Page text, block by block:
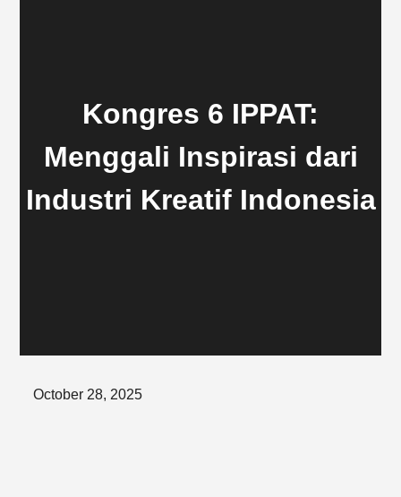
Kongres 6 IPPAT:
Menggali Inspirasi dari
Industri Kreatif Indonesia
Posted
October 28, 2025